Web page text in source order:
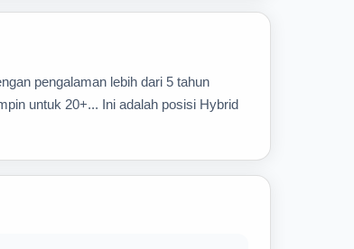
pengalaman lebih dari 5 tahun
untuk 20+... Ini adalah posisi Hybrid